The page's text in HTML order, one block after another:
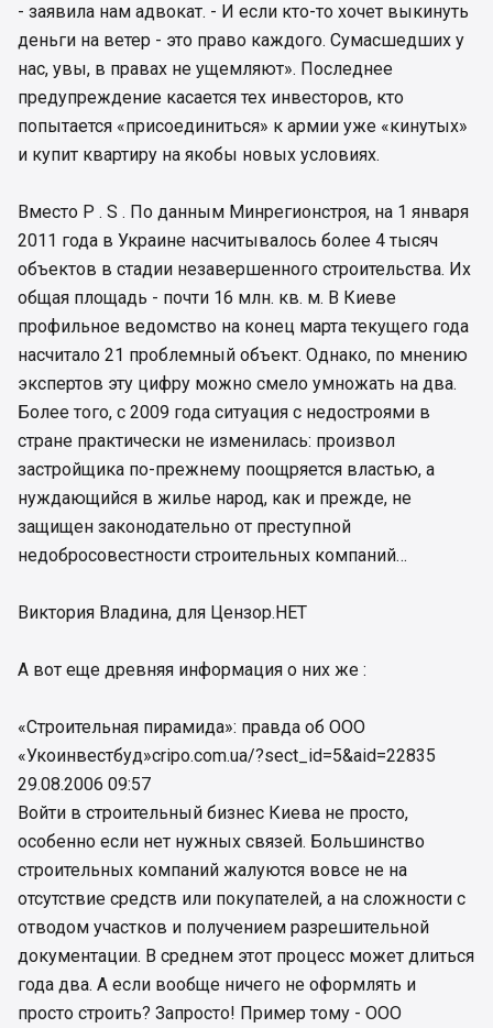
- заявила нам адвокат. - И если кто-то хочет выкинуть
деньги на ветер - это право каждого. Сумасшедших у
нас, увы, в правах не ущемляют». Последнее
предупреждение касается тех инвесторов, кто
попытается «присоединиться» к армии уже «кинутых»
и купит квартиру на якобы новых условиях.
Вместо P . S . По данным Минрегионстроя, на 1 января
2011 года в Украине насчитывалось более 4 тысяч
объектов в стадии незавершенного строительства. Их
общая площадь - почти 16 млн. кв. м. В Киеве
профильное ведомство на конец марта текущего года
насчитало 21 проблемный объект. Однако, по мнению
экспертов эту цифру можно смело умножать на два.
Более того, с 2009 года ситуация с недостроями в
стране практически не изменилась: произвол
застройщика по-прежнему поощряется властью, а
нуждающийся в жилье народ, как и прежде, не
защищен законодательно от преступной
недобросовестности строительных компаний…
Виктория Владина, для Цензор.НЕТ
А вот еще древняя информация о них же :
«Строительная пирамида»: правда об ООО
«Укоинвестбуд»cripo.com.ua/?sect_id=5&aid=22835
29.08.2006 09:57
Войти в строительный бизнес Киева не просто,
особенно если нет нужных связей. Большинство
строительных компаний жалуются вовсе не на
отсутствие средств или покупателей, а на сложности с
отводом участков и получением разрешительной
документации. В среднем этот процесс может длиться
года два. А если вообще ничего не оформлять и
просто строить? Запросто! Пример тому - ООО